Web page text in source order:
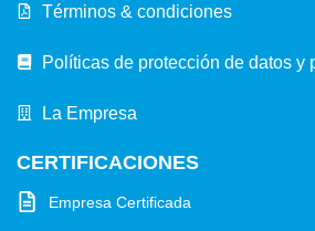
Términos & condiciones
Políticas de protección de datos y
La Empresa
CERTIFICACIONES
Empresa Certificada